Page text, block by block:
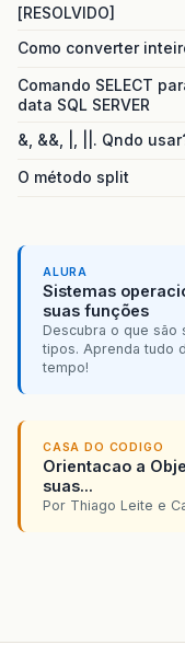
[RESOLVIDO]
Como converter
Comando SELECT
data SQL SERVER
&, &&, |, ||. Qndo
O método split
ALURA
Sistemas
suas funções
Descubra o que são
tipos. Aprenda tudo
tempo!
CASA DO CODIGO
Orientacao a
suas...
Por Thiago Leite e